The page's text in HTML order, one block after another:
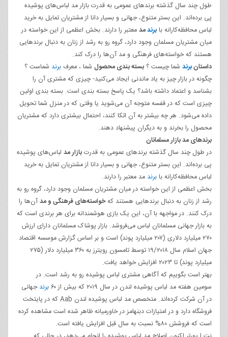
طول چند سال گذشته برندهای عمومی به قدرت بازار مد لباس‌های پوشیده
پی برده‌اند. این بستر متنوع، جهانی و بسیار دانا از مشتریان تمایل به خرید
لباس محافظه‌کارانه بابرندمدمعتبر را دارند. بخش اعظمی از این خواسته در
میان مشتریان مسلمان وجود دارد، گروه رو به رشد از زنان به دنبال برندهایی
هستند که خواسته‌های فرهنگی و مد آن‌ها را درک کند.
داستانبرند شما چیست ؟ بسته بندی محصول شما ، معرف برند شماست ؟
چگونه در بازار چیز به یاد ماندنی ایجاد می‌کنید- چیزی که مشتری آن را
بشناسد و اعتماد داشته باشد؟ یک پاسخ بسته بندی است. بسته بندی اولین
چیزی است که در قفسه متوجه آن می‌شوید یا وقتی که در منزل شما تحویل
داده می‌شود. هر چه بیشتر به آن اتکا کنند، احتمال بیشتری دارد که مشتریان
محصول را بخرند و به دیگران پیشنهاد دهند.
برندهای مد بازار مسلمانان
در طول چند سال گذشته برندهای عمومی به قدرتبازار مد لباس‌های پوشیده
پی برده‌اند. این بستر متنوع، جهانی و بسیار دانا از مشتریان تمایل به خرید
لباس محافظه‌کارانه بابرند مد معتبر را دارند.
بخش اعظمی از این خواسته در میان مشتریان مسلمان وجود دارد، گروه رو به
رشد از زنان به دنبال برندهایی هستند کهخواسته‌های فرهنگی و مدآن‌ها را
درک کنند. در مواجهه با آن، این یک بازی هوشمندانه برای هر برندی است که
به بازار جهانی مسلمانان لباس می‌فروشد. بازار پوشاک مسلمانان دارای ارزش
۲۷۰ میلیارد دلاری (۲۰۷ میلیارد پوند) است و بر اساس گزارش موسسه اقتصاد
جهان اسلام سال ۱۹/۲۰۱۸ توسط تامسون رویترز به ۳۶۰ میلیارد دلار (۲۷۵
میلیارد پوند) تا ۲۰۲۳ افزایش خواهد یافت.
بهتر است بگوییم که آگاهی مشتری لباس پوشیده رو به رشد است. در
سومین هفته مد لباس پوشیده لندن در سال ۲۰۱۹ که بیش از ۶۰
برندجهانی
در آن شرکت کرده‌اند. متخصص مد لباس پوشیده لندن Aab که در پایتخت
فروشگاه دارد و در امتیازات دبنهامز در خاورمیانه ظاهر شده است مشاهده کرده
است که فروشش ۸۰% نسبت به سال قبل افزایش یافته است.